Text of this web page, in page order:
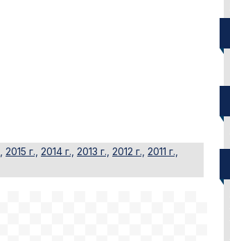
2015 г., 2014 г., 2013 г., 2012 г., 2011 г.,